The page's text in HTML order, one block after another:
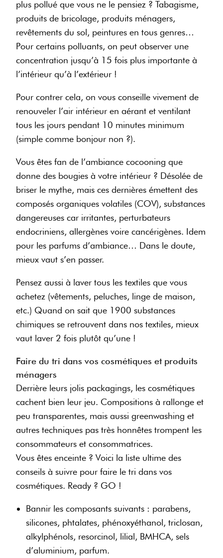
plus pollué que vous ne le pensiez ? Tabagisme,
produits de bricolage, produits ménagers,
revêtements du sol, peintures en tous genres…
Pour certains polluants, on peut observer une
concentration jusqu’à 15 fois plus importante à
l’intérieur qu’à l’extérieur !
Pour contrer cela, on vous conseille vivement de
renouveler l’air intérieur en aérant et ventilant
tous les jours pendant 10 minutes minimum
(simple comme bonjour non ?).
Vous êtes fan de l’ambiance cocooning que
donne des bougies à votre intérieur ? Désolée de
briser le mythe, mais ces dernières émettent des
composés organiques volatiles (COV), substances
dangereuses car irritantes, perturbateurs
endocriniens, allergènes voire cancérigènes. Idem
pour les parfums d’ambiance… Dans le doute,
mieux vaut s’en passer.
Pensez aussi à laver tous les textiles que vous
achetez (vêtements, peluches, linge de maison,
etc.) Quand on sait que 1900 substances
chimiques se retrouvent dans nos textiles, mieux
vaut laver 2 fois plutôt qu’une !
Faire du tri dans vos cosmétiques et produits
ménagers
Derrière leurs jolis packagings, les cosmétiques
cachent bien leur jeu. Compositions à rallonge et
peu transparentes, mais aussi greenwashing et
autres techniques pas très honnêtes trompent les
consommateurs et consommatrices.
Vous êtes enceinte ? Voici la liste ultime des
conseils à suivre pour faire le tri dans vos
cosmétiques. Ready ? GO !
Bannir les composants suivants : parabens,
silicones, phtalates, phénoxyéthanol, triclosan,
alkylphénols, resorcinol, lilial, BMHCA, sels
d’aluminium, parfum.